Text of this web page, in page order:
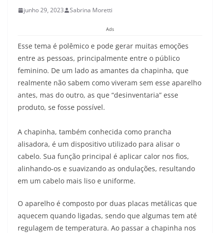
junho 29, 2023 Sabrina Moretti
Ads
Esse tema é polêmico e pode gerar muitas emoções
entre as pessoas, principalmente entre o público
feminino. De um lado as amantes da chapinha, que
realmente não sabem como viveram sem esse aparelho
antes, mas do outro, as que “desinventaria” esse
produto, se fosse possível.
A chapinha, também conhecida como prancha
alisadora, é um dispositivo utilizado para alisar o
cabelo. Sua função principal é aplicar calor nos fios,
alinhando-os e suavizando as ondulações, resultando
em um cabelo mais liso e uniforme.
O aparelho é composto por duas placas metálicas que
aquecem quando ligadas, sendo que algumas tem até
regulagem de temperatura. Ao passar a chapinha nos